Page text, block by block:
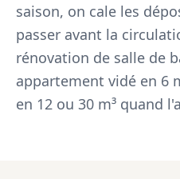
saison, on cale les
passer avant la
rénovation de salle de
appartement vidé en 6
en 12 ou 30 m³ quand